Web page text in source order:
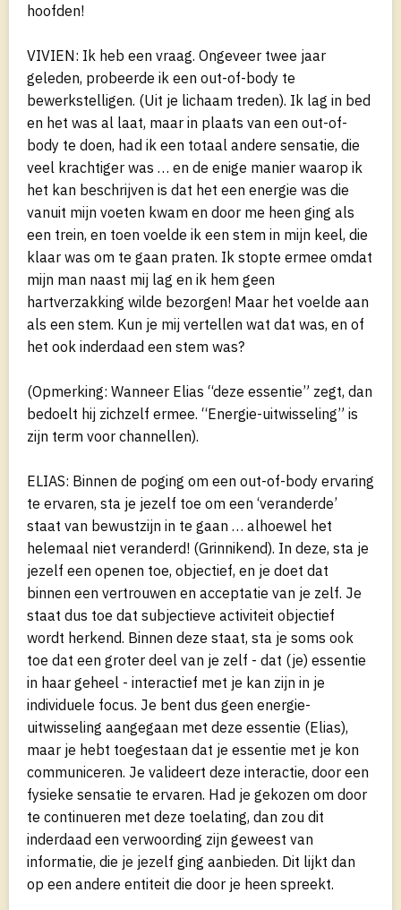
hoofden!
VIVIEN: Ik heb een vraag. Ongeveer twee jaar
geleden, probeerde ik een out-of-body te
bewerkstelligen. (Uit je lichaam treden). Ik lag in bed
en het was al laat, maar in plaats van een out-of-
body te doen, had ik een totaal andere sensatie, die
veel krachtiger was … en de enige manier waarop ik
het kan beschrijven is dat het een energie was die
vanuit mijn voeten kwam en door me heen ging als
een trein, en toen voelde ik een stem in mijn keel, die
klaar was om te gaan praten. Ik stopte ermee omdat
mijn man naast mij lag en ik hem geen
hartverzakking wilde bezorgen! Maar het voelde aan
als een stem. Kun je mij vertellen wat dat was, en of
het ook inderdaad een stem was?
(Opmerking: Wanneer Elias “deze essentie” zegt, dan
bedoelt hij zichzelf ermee. “Energie-uitwisseling” is
zijn term voor channellen).
ELIAS: Binnen de poging om een out-of-body ervaring
te ervaren, sta je jezelf toe om een ‘veranderde’
staat van bewustzijn in te gaan … alhoewel het
helemaal niet veranderd! (Grinnikend). In deze, sta je
jezelf een openen toe, objectief, en je doet dat
binnen een vertrouwen en acceptatie van je zelf. Je
staat dus toe dat subjectieve activiteit objectief
wordt herkend. Binnen deze staat, sta je soms ook
toe dat een groter deel van je zelf - dat (je) essentie
in haar geheel - interactief met je kan zijn in je
individuele focus. Je bent dus geen energie-
uitwisseling aangegaan met deze essentie (Elias),
maar je hebt toegestaan dat je essentie met je kon
communiceren. Je valideert deze interactie, door een
fysieke sensatie te ervaren. Had je gekozen om door
te continueren met deze toelating, dan zou dit
inderdaad een verwoording zijn geweest van
informatie, die je jezelf ging aanbieden. Dit lijkt dan
op een andere entiteit die door je heen spreekt.